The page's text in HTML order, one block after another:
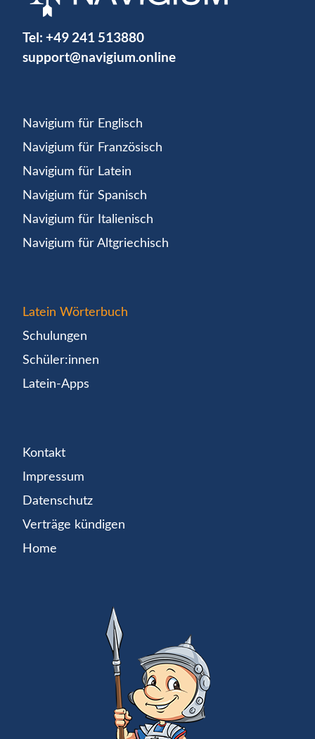
Tel: +49 241 513880
support@navigium.online
Navigium für Englisch
Navigium für Französisch
Navigium für Latein
Navigium für Spanisch
Navigium für Italienisch
Navigium für Altgriechisch
Latein Wörterbuch
Schulungen
Schüler:innen
Latein-Apps
Kontakt
Impressum
Datenschutz
Verträge kündigen
Home